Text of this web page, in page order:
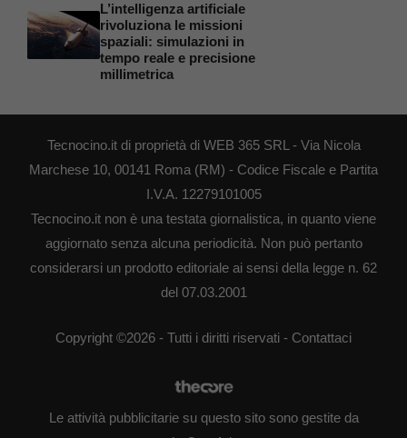
L’intelligenza artificiale
rivoluziona le missioni
spaziali: simulazioni in
tempo reale e precisione
millimetrica
Tecnocino.it di proprietà di WEB 365 SRL - Via Nicola
Marchese 10, 00141 Roma (RM) - Codice Fiscale e Partita
I.V.A. 12279101005
Tecnocino.it non è una testata giornalistica, in quanto viene
aggiornato senza alcuna periodicità. Non può pertanto
considerarsi un prodotto editoriale ai sensi della legge n. 62
del 07.03.2001
Copyright ©2026 - Tutti i diritti riservati - Contattaci
Le attività pubblicitarie su questo sito sono gestite da